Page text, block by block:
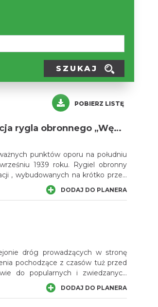
SZUKAJ
POBIERZ LISTĘ
Węgierska Górka. Fortyfikacja rygla obronnego „Węgierska Górka”, izba muzealna w Forcie „Wędrowiec”.
punktów oporu na południu
1939 roku. Rygiel obronny
, wybudowanych na krótko przed
budowli była obrona ważnej
Soły, na wypadek ataku wojsk
DODAJ DO PLANERA
dróg prowadzących w stronę
pochodzące z czasów tuż przed
do popularnych i zwiedzanych
tutejsze fortyfikacje są znacznie
amatorzy sztuki militarnej. Kilka
DODAJ DO PLANERA